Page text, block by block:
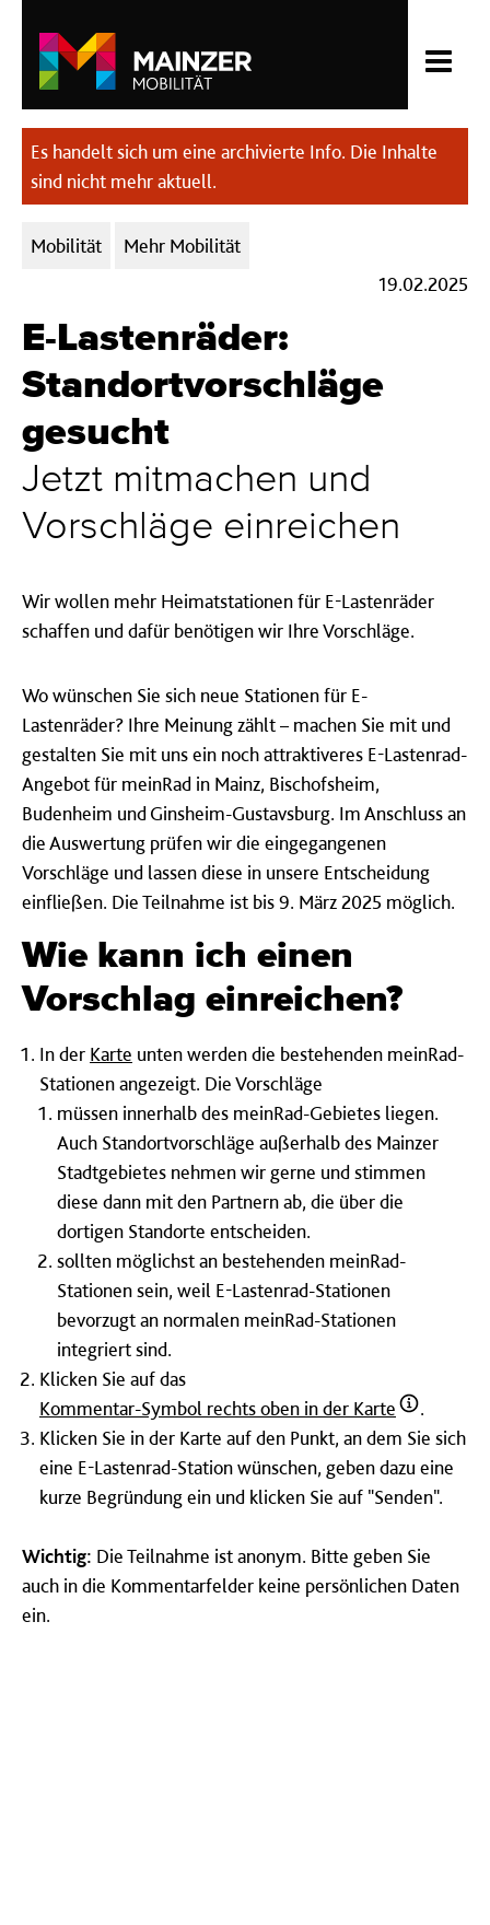
Es handelt sich um eine archivierte Info. Die Inhalte
sind nicht mehr aktuell.
Kategorien:
Mobilität
Mehr Mobilität
19.02.2025
E-Lastenräder:
Standortvorschläge
gesucht
Jetzt mitmachen und
Vorschläge einreichen
Wir wollen mehr Heimatstationen für E-Lastenräder
schaffen und dafür benötigen wir Ihre Vorschläge.
Wo wünschen Sie sich neue Stationen für E-
Lastenräder? Ihre Meinung zählt – machen Sie mit und
gestalten Sie mit uns ein noch attraktiveres E-Lastenrad-
Angebot für meinRad in Mainz, Bischofsheim,
Budenheim und Ginsheim-Gustavsburg. Im Anschluss an
die Auswertung prüfen wir die eingegangenen
Vorschläge und lassen diese in unsere Entscheidung
einfließen. Die Teilnahme ist bis 9. März 2025 möglich.
Wie kann ich einen
Vorschlag einreichen?
In der Karte unten werden die bestehenden meinRad-
Stationen angezeigt. Die Vorschläge
müssen innerhalb des meinRad-Gebietes liegen.
Auch Standortvorschläge außerhalb des Mainzer
Stadtgebietes nehmen wir gerne und stimmen
diese dann mit den Partnern ab, die über die
dortigen Standorte entscheiden.
sollten möglichst an bestehenden meinRad-
Stationen sein, weil E-Lastenrad-Stationen
bevorzugt an normalen meinRad-Stationen
integriert sind.
Klicken Sie auf das
Kommentar-Symbol rechts oben in der Karte
.
Klicken Sie in der Karte auf den Punkt, an dem Sie sich
eine E-Lastenrad-Station wünschen, geben dazu eine
kurze Begründung ein und klicken Sie auf "Senden".
Wichtig: Die Teilnahme ist anonym. Bitte geben Sie
auch in die Kommentarfelder keine persönlichen Daten
ein.